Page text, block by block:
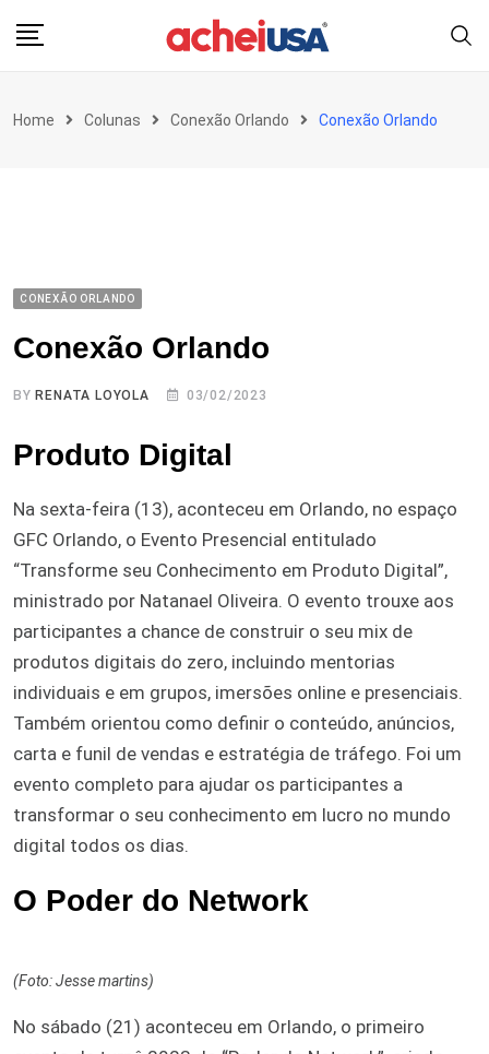
Home Colunas Conexão Orlando Conexão Orlando
CONEXÃO ORLANDO
Conexão Orlando
BYRENATA LOYOLA 03/02/2023
Produto Digital
Na sexta-feira (13), aconteceu em Orlando, no espaço
GFC Orlando, o Evento Presencial entitulado
“Transforme seu Conhecimento em Produto Digital”,
ministrado por Natanael Oliveira. O evento trouxe aos
participantes a chance de construir o seu mix de
produtos digitais do zero, incluindo mentorias
individuais e em grupos, imersões online e presenciais.
Também orientou como definir o conteúdo, anúncios,
carta e funil de vendas e estratégia de tráfego. Foi um
evento completo para ajudar os participantes a
transformar o seu conhecimento em lucro no mundo
digital todos os dias.
O Poder do Network
(Foto: Jesse martins)
No sábado (21) aconteceu em Orlando, o primeiro